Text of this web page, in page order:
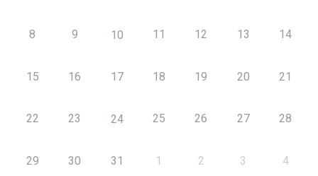
8 9 10 11 12 13 14
15 16 17 18 19 20 21
22 23 24 25 26 27 28
29 30 31 1 2 3 4